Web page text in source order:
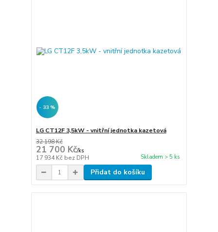
- 33 %
LG CT12F 3,5kW - vnitřní jednotka kazetová
32 198 Kč
21 700 Kč/ks
17 934 Kč bez DPH Skladem > 5 ks
Přidat do košíku